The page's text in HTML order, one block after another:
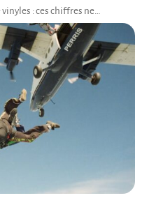
: ces chiffres ne